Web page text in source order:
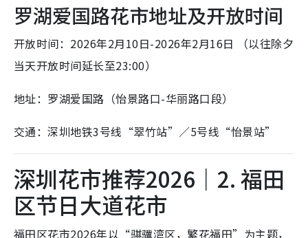
罗湖爱国路花市地址及开放时间
开放时间：2026年2月10日-2026年2月16日 （以往除夕
当天开放时间延长至23:00）
地址：罗湖爱国路（怡景路口-华丽路口段）
交通：深圳地铁3号线“翠竹站”／5号线“怡景站”
深圳花市推荐2026｜2. 福田
区节日大道花市
福田区花市2026年以 “骐骥湾区，繁花福田”为主题，